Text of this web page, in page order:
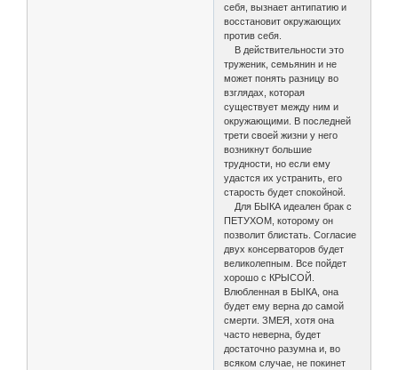
себя, вызнает антипатию и
восстановит окружающих
против себя.
В действительности это
труженик, семьянин и не
может понять разницу во
взглядах, которая
существует между ним и
окружающими. В последней
трети своей жизни у него
возникнут большие
трудности, но если ему
удастся их устранить, его
старость будет спокойной.
Для БЫКА идеален брак с
ПЕТУХОМ, которому он
позволит блистать. Согласие
двух консерваторов будет
великолепным. Все пойдет
хорошо с КРЫСОЙ.
Влюбленная в БЫКА, она
будет ему верна до самой
смерти. ЗМЕЯ, хотя она
часто неверна, будет
достаточно разумна и, во
всяком случае, не покинет